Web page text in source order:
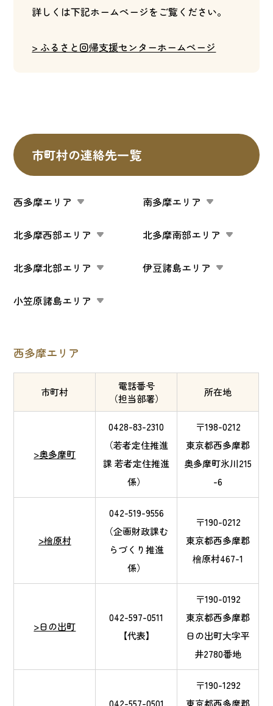
詳しくは下記ホームページをご覧ください。
> ふるさと回帰支援センターホームページ
市町村の連絡先一覧
西多摩エリア 南多摩エリア
北多摩西部エリア 北多摩南部エリア
北多摩北部エリア 伊豆諸島エリア
小笠原諸島エリア
西多摩エリア
市町村
電話番号
（担当部署）
所在地
>奥多摩町
0428-83-2310
（若者定住推進
課 若者定住推進
係）
〒198-0212
東京都西多摩郡
奥多摩町氷川215
-6
>檜原村
042-519-9556
（企画財政課む
らづくり推進
係）
〒190-0212
東京都西多摩郡
檜原村467-1
>日の出町
042-597-0511
【代表】
〒190-0192
東京都西多摩郡
日の出町大字平
井2780番地
042-557-0501
〒190-1292
東京都西多摩郡